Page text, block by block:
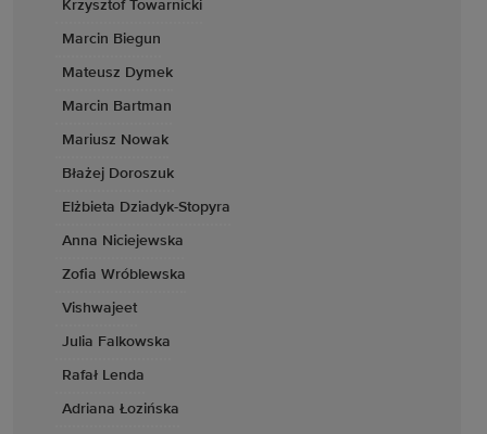
Krzysztof Towarnicki
Marcin Biegun
Mateusz Dymek
Marcin Bartman
Mariusz Nowak
Błażej Doroszuk
Elżbieta Dziadyk-Stopyra
Anna Niciejewska
Zofia Wróblewska
Vishwajeet
Julia Falkowska
Rafał Lenda
Adriana Łozińska